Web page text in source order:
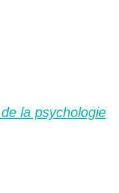
la psychologie